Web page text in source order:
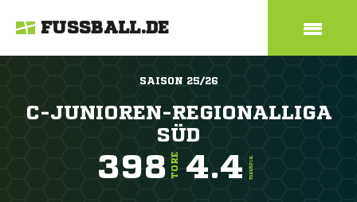
FUSSBALL.DE
SAISON 25/26
C-JUNIOREN-REGIONALLIGA
SÜD
398 TORE 4.4 TORE/SPIEL